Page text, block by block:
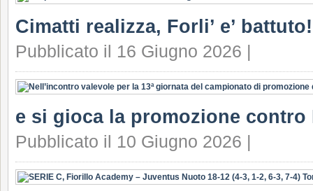
Cimatti realizza, Forli’ e’ battuto!
Pubblicato il 16 Giugno 2026 |
e si gioca la promozione contro
Pubblicato il 10 Giugno 2026 |